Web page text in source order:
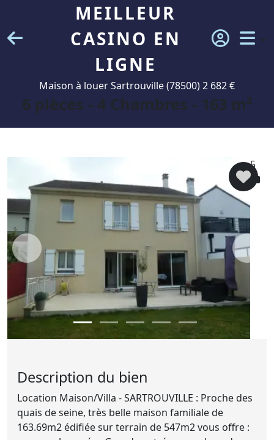
MEILLEUR
CASINO EN
LIGNE
Maison à louer Sartrouville (78500) 2 682 €
6 pièces - 4 Chambres - 163 m²
5
Description du bien
Location Maison/Villa - SARTROUVILLE : Proche des
quais de seine, très belle maison familiale de
163.69m2 édifiée sur terrain de 547m2 vous offre :